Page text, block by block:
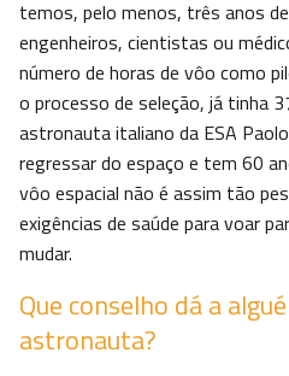
temos, pelo menos, três anos
engenheiros, cientistas ou
número de horas de vôo como
o processo de seleção, já tinha
astronauta italiano da ESA
regressar do espaço e tem 60
vôo espacial não é assim tão
exigências de saúde para voar
mudar.
Que conselho dá a
astronauta?